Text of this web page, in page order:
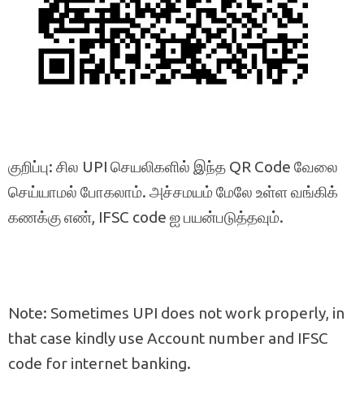
குறிப்பு: சில UPI செயலிகளில் இந்த QR Code வேலை
செய்யாமல் போகலாம். அச்சமயம் மேலே உள்ள வங்கிக்
கணக்கு எண், IFSC code ஐ பயன்படுத்தவும்.
Note: Sometimes UPI does not work properly, in
that case kindly use Account number and IFSC
code for internet banking.